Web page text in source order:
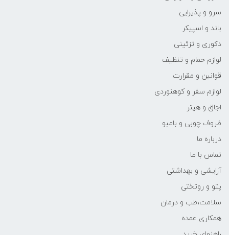
سرو و پذیرایی
باند و اسپیکر
دکوری و تزئینی
لوازم حمام و تنظیف
قوانین و مقرارت
لوازم سفر و کوهنوردی
اجاق و هیتر
ظروف چوبی و بامبو
درباره ما
تماس با ما
آرایشی و بهداشتی
پتو و روتختی
سلامت،طب و درمان
همکاری عمده